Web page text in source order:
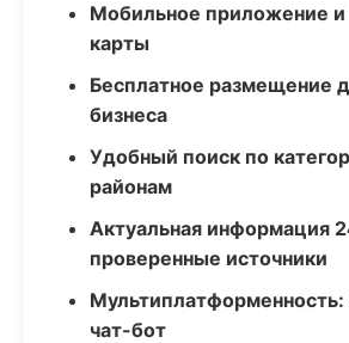
Мобильное приложение и
карты
Бесплатное размещение
бизнеса
Удобный поиск по
районам
Актуальная информация
проверенные источники
Мультиплатформенность:
чат-бот